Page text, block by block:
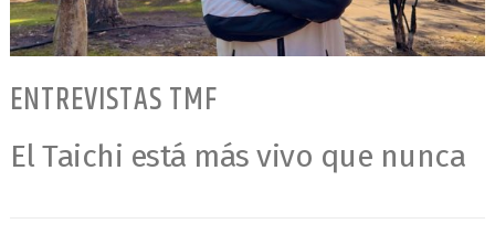
ENTREVISTAS TMF
El Taichi está más vivo que nunca